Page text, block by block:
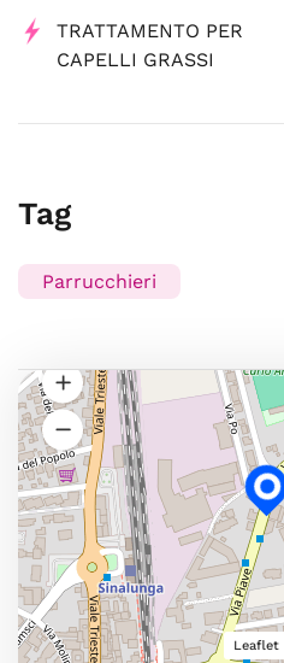
TRATTAMENTO PER
CAPELLI GRASSI
Tag
Parrucchieri
Leaflet